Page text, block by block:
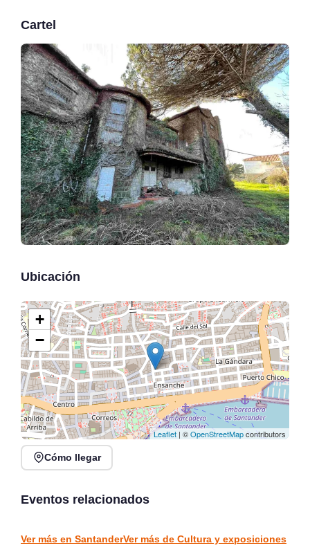
Cartel
Ubicación
+
−
Leaflet | ©OpenStreetMapcontributors
Cómo llegar
Eventos relacionados
XVI Feria Nacional de
Santander
Ver más en SantanderVer más de Cultura y exposiciones